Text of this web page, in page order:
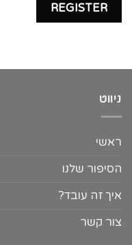
REGISTER
ניווט
ראשי
הסיפור שלנו
איך זה עובד?
צור קשר